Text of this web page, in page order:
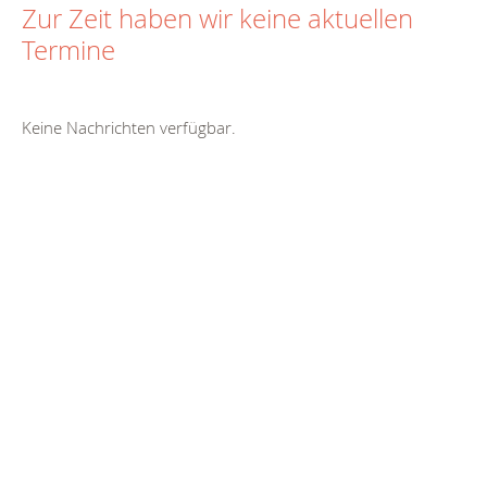
Zur Zeit haben wir keine aktuellen
Termine
Keine Nachrichten verfügbar.